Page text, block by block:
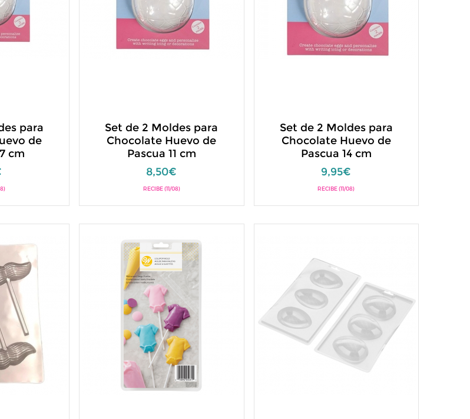
para
de
cm
Set de 2 Moldes para
Chocolate Huevo de
Pascua 11 cm
8,50€
RECIBE (11/08)
Set de 2 Moldes para
Chocolate Huevo de
Pascua 14 cm
9,95€
RECIBE (11/08)